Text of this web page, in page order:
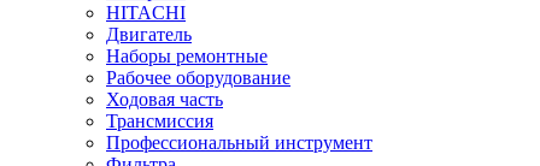
HITACHI
Двигатель
Наборы ремонтные
Рабочее оборудование
Ходовая часть
Трансмиссия
Профессиональный инструмент